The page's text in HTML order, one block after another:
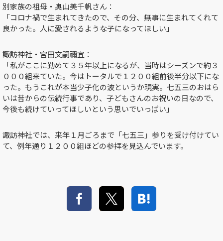
別家族の祖母・奥山美千帆さん：
「コロナ禍で生まれてきたので、その分、無事に生まれてくれて
良かった。人に愛されるような子になってほしい」
諏訪神社・宮田文嗣禰宜：
「私がここに勤めて３５年以上になるが、当時はシーズンで約３
０００組来ていた。今はトータルで１２００組前後半分以下にな
った。もうこれが本当少子化の波というか現実。七五三のおはら
いは昔からの伝統行事であり、子どもさんのお祝いの日なので、
今後も続けていってほしいという思いでいっぱい」
諏訪神社では、来年１月ごろまで「七五三」参りを受け付けてい
て、例年通り１２００組ほどの参拝を見込んでいます。